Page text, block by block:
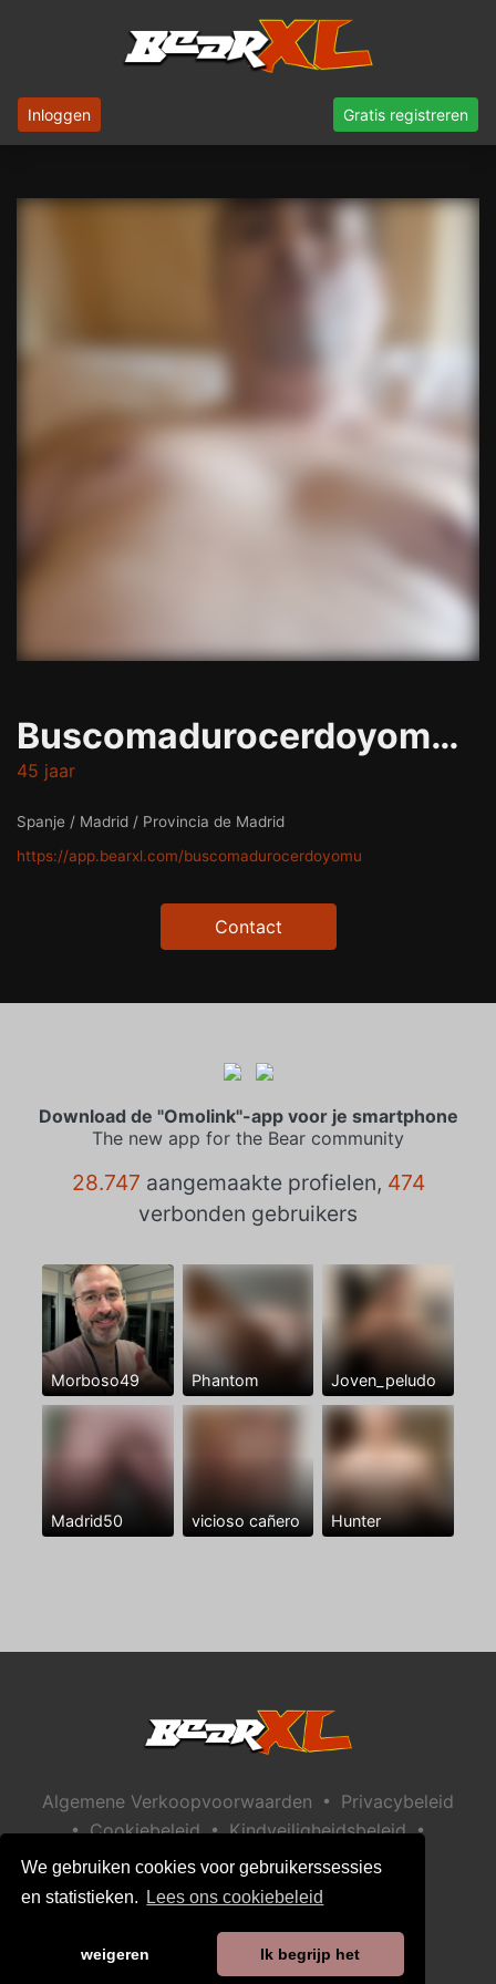
We gebruiken cookies voor gebruikerssessies
en statistieken.
Lees ons cookiebeleid
weigeren Ik begrijp het
Inloggen Gratis registreren
Buscomadurocerdoyomuyputa
45 jaar
Spanje / Madrid / Provincia de Madrid
https://app.bearxl.com/buscomadurocerdoyomu
Contact
Download de "Omolink"-app voor je smartphone
The new app for the Bear community
28.747 aangemaakte profielen, 474
verbonden gebruikers
Morboso49 Phantom Joven_peludo
Madrid50 vicioso cañero Hunter
Algemene Verkoopvoorwaarden • Privacybeleid
• Cookiebeleid • Kindveiligheidsbeleid •
Help / Contact